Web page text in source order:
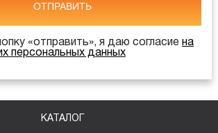
ОТПРАВИТЬ
«отправить», я даю согласие на
персональных данных
КАТАЛОГ